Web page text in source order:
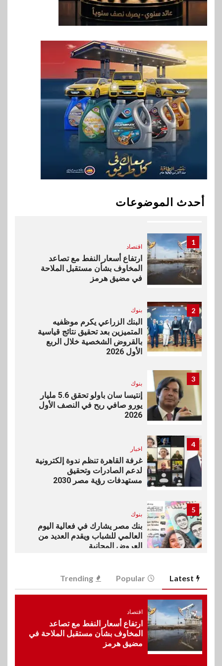
أحدث الموضوعات
الصحية في مصر والشرق الأوسط
وأفريقيا Tour4Cure
8
سوق وصلة
هواوي: هاتف nova 15
Max بطارية ضخمة وتصميم متين
جهازًا مثاليًا للشباب
9 اقتصاد
إي اف چي فاينانس تستعرض
خطط نمو «بلد» لتعزيز حضورها
في سوق تحويلات المصريين
بالخارج
بيان توضيحي صادر عن شركة
ناتجاس
1
اقتصاد
ارتفاع أسعار النفط مع تصاعد
المخاوف بشأن مستقبل الملاحة
في مضيق هرمز
2 بنوك
البنك الزراعي يكرم موظفيه
المتميزين بعد تحقيق نتائج قياسية
بالقروض الشخصية خلال الربع
الأول 2026
3
بنوك
إنتيسا سان باولو تحقق 5.6 مليار
يورو صافي ربح في النصف الأول
2026
4
اخبار
غرفة القاهرة تنظم ندوة إلكترونية
لدعم الصادرات وتحقيق
مستهدفات رؤية مصر 2030
5
بنوك
بنك مصر يشارك في فعالية اليوم
العالمي للشباب ويقدم العديد من
العروض المجانية
6
بنوك
بنك QNB مصر يعزز جاهزية
للنمو والتوسع
اخبار
Latest
Popular
Trending
اقتصاد
ارتفاع أسعار النفط مع تصاعد
المخاوف بشأن مستقبل الملاحة في
مضيق هرمز